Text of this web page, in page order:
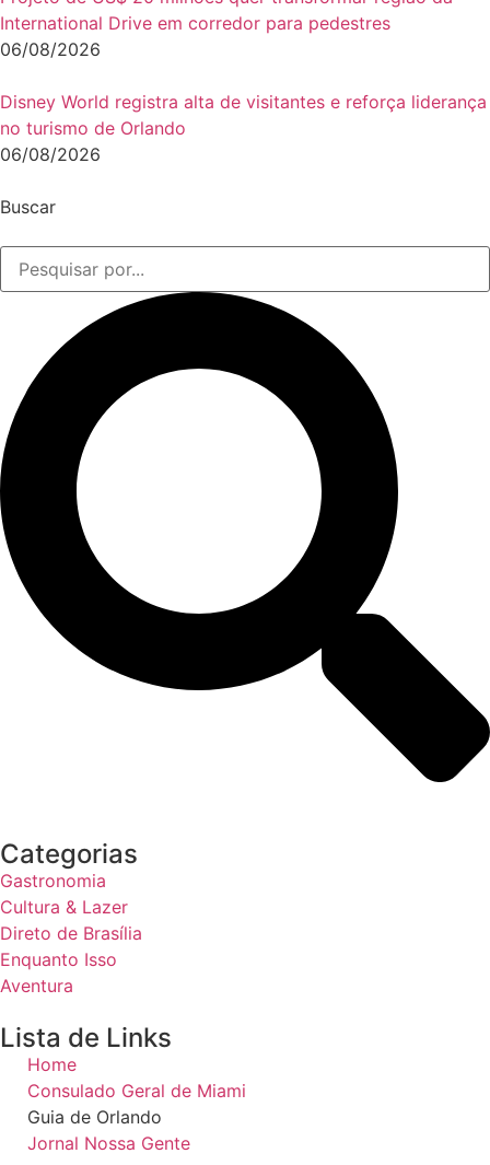
International Drive em corredor para pedestres
06/08/2026
Disney World registra alta de visitantes e reforça liderança
no turismo de Orlando
06/08/2026
Buscar
Categorias
Gastronomia
Cultura & Lazer
Direto de Brasília
Enquanto Isso
Aventura
Lista de Links
Home
Consulado Geral de Miami
Guia de Orlando
Jornal Nossa Gente